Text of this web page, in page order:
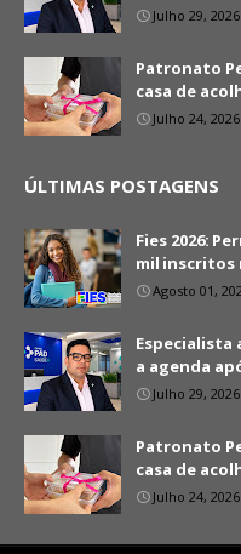
Julho 29, 2026
Patronato
casa de
Julho 24, 2026
ÚLTIMAS POSTAGENS
Fies 2026:
mil inscritos
Agosto 01,
Especialista
a agenda
Julho 29, 2026
Patronato
casa de
Julho 24, 2026